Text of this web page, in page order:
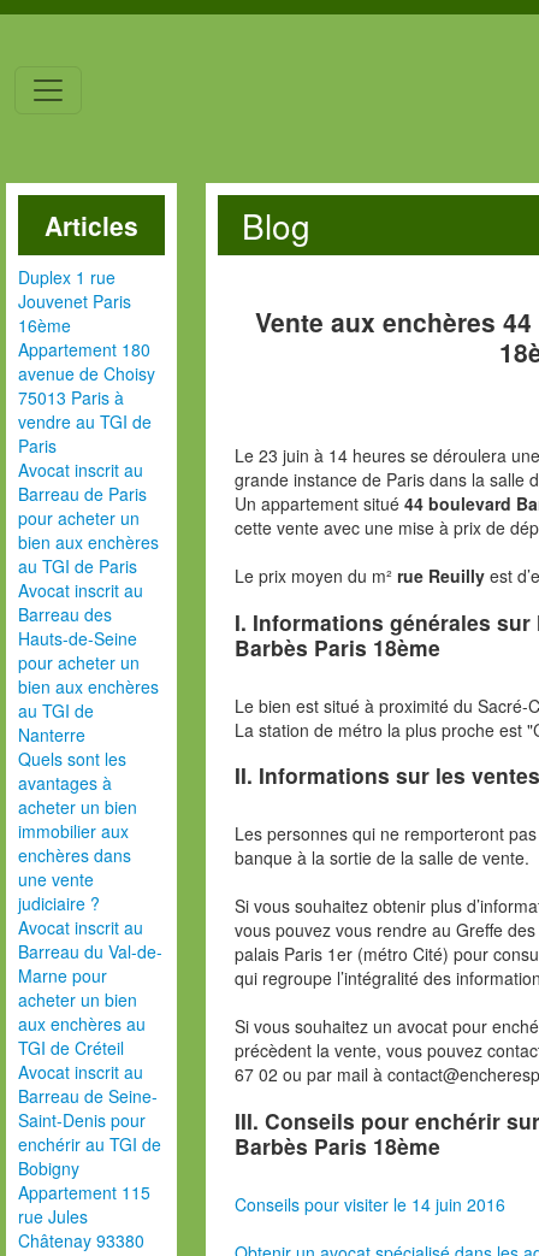
Articles
Duplex 1 rue
Jouvenet Paris
16ème
Appartement 180
avenue de Choisy
75013 Paris à
vendre au TGI de
Paris
Avocat inscrit au
Barreau de Paris
pour acheter un
bien aux enchères
au TGI de Paris
Avocat inscrit au
Barreau des
Hauts-de-Seine
pour acheter un
bien aux enchères
au TGI de
Nanterre
Quels sont les
avantages à
acheter un bien
immobilier aux
enchères dans
une vente
judiciaire ?
Avocat inscrit au
Barreau du Val-de-
Marne pour
acheter un bien
aux enchères au
TGI de Créteil
Avocat inscrit au
Barreau de Seine-
Saint-Denis pour
enchérir au TGI de
Bobigny
Appartement 115
rue Jules
Châtenay 93380
Blog
Vente aux enchères
Le 23 juin à 14 heures se déroulera
grande instance de Paris dans la salle
Un appartement situé 44 boulevard
cette vente avec une mise à prix de
Le prix moyen du m² rue Reuilly est
I. Informations générales
Barbès Paris 18ème
Le bien est situé à proximité du Sacré-
La station de métro la plus proche est
II. Informations sur les
Les personnes qui ne remporteront
banque à la sortie de la salle de vente.
Si vous souhaitez obtenir plus
vous pouvez vous rendre au Greffe
palais Paris 1er (métro Cité) pour
qui regroupe l’intégralité des
Si vous souhaitez un avocat pour
précèdent la vente, vous pouvez
67 02 ou par mail à
III. Conseils pour enchérir
Barbès Paris 18ème
Conseils pour visiter le 14 juin 2016